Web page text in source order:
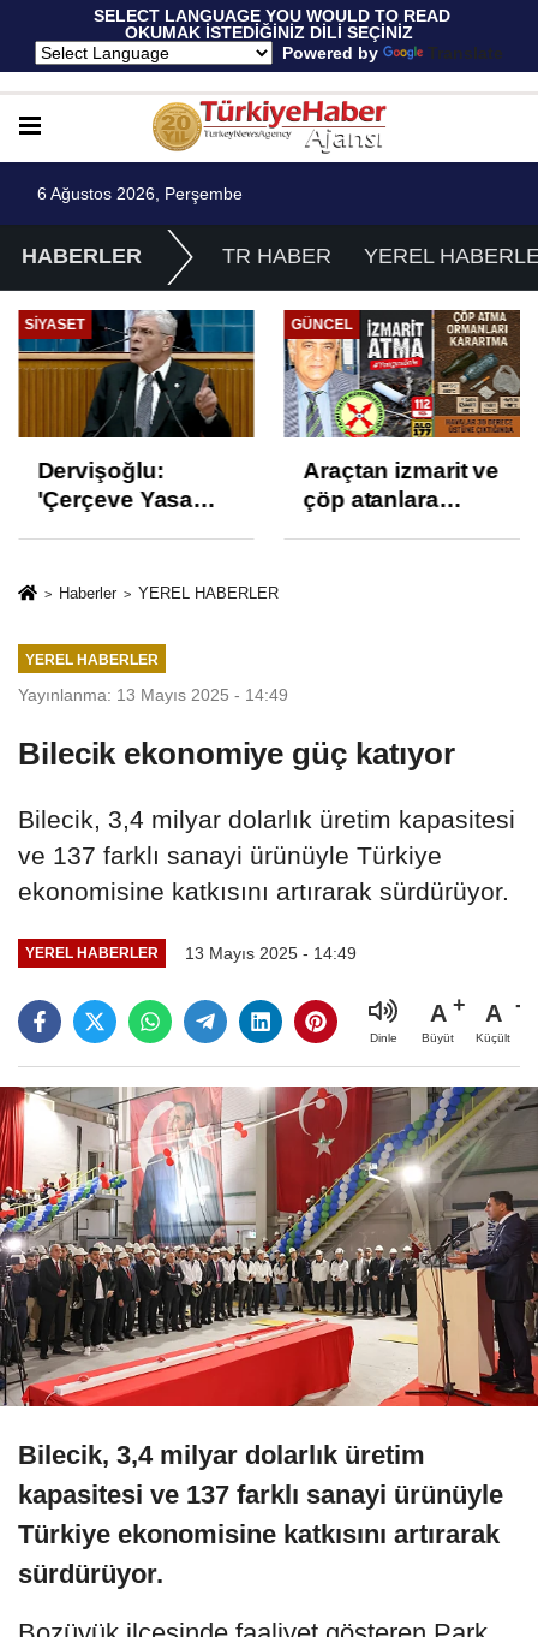
SELECT LANGUAGE YOU WOULD TO READ
OKUMAK İSTEDİĞİNİZ DİLİ SEÇİNİZ
Powered by
Translate
6 Ağustos 2026, Perşembe
HABERLER TR HABER YEREL
SIYASET
Dervişoğlu:
'Çerçeve Yasa
ve İhanet
GÜNCEL
Araçtan izmarit ve
çöp atanlara
Haberler YEREL HABERLER
YEREL HABERLER
Yayınlanma: 13 Mayıs 2025 - 14:49
Bilecik ekonomiye güç katıyor
Bilecik, 3,4 milyar dolarlık üretim kapasitesi
ve 137 farklı sanayi ürünüyle Türkiye
ekonomisine katkısını artırarak sürdürüyor.
YEREL HABERLER 13 Mayıs 2025 - 14:49
Dinle
A
Büyüt
A
Küçült
Bilecik, 3,4 milyar dolarlık üretim
kapasitesi ve 137 farklı sanayi ürünüyle
Türkiye ekonomisine katkısını artırarak
sürdürüyor.